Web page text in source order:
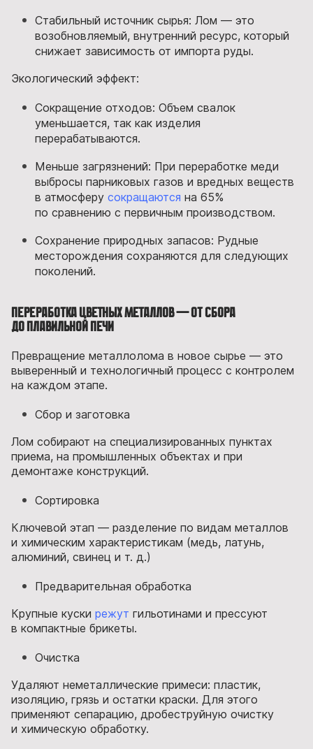
Стабильный источник сырья: Лом — это
возобновляемый, внутренний ресурс, который
снижает зависимость от импорта руды.
Экологический эффект:
Сокращение отходов: Объем свалок
уменьшается, так как изделия
перерабатываются.
Меньше загрязнений: При переработке меди
выбросы парниковых газов и вредных веществ
в атмосферу сокращаются на 65%
по сравнению с первичным производством.
Сохранение природных запасов: Рудные
месторождения сохраняются для следующих
поколений.
Переработка цветных металлов — от сбора
до плавильной печи
Превращение металлолома в новое сырье — это
выверенный и технологичный процесс с контролем
на каждом этапе.
Сбор и заготовка
Лом собирают на специализированных пунктах
приема, на промышленных объектах и при
демонтаже конструкций.
Сортировка
Ключевой этап — разделение по видам металлов
и химическим характеристикам (медь, латунь,
алюминий, свинец и т. д.)
Предварительная обработка
Крупные куски режут гильотинами и прессуют
в компактные брикеты.
Очистка
Удаляют неметаллические примеси: пластик,
изоляцию, грязь и остатки краски. Для этого
применяют сепарацию, дробеструйную очистку
и химическую обработку.